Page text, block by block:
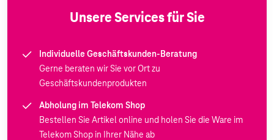
Unsere Services für Sie
Individuelle Geschäftskunden-Beratung
Gerne beraten wir Sie vor Ort zu
Geschäftskundenprodukten
Abholung im Telekom Shop
Bestellen Sie Artikel online und holen Sie die Ware im
Telekom Shop in Ihrer Nähe ab